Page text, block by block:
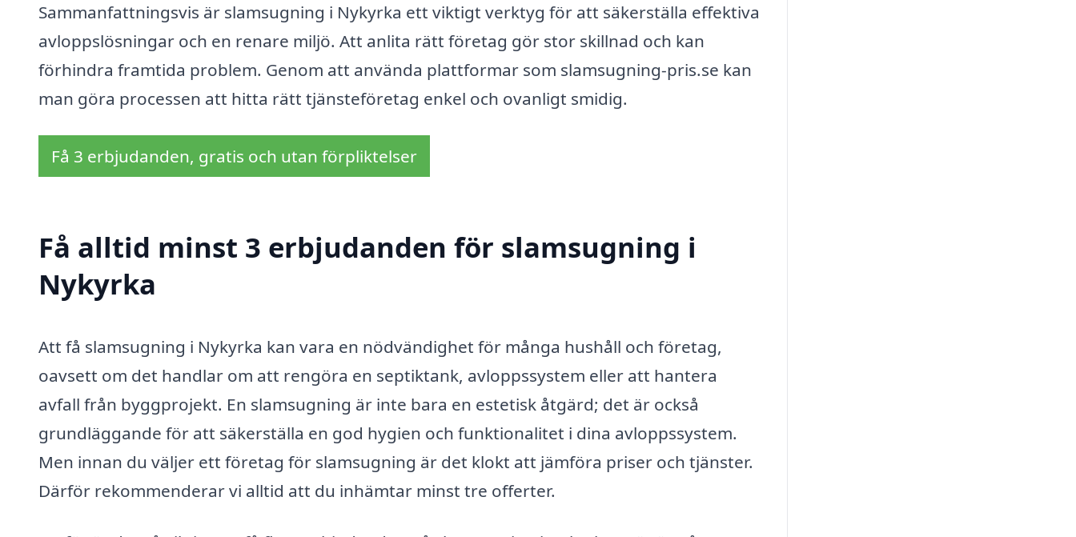
Sammanfattningsvis är slamsugning i Nykyrka ett viktigt verktyg för att säkerställa effektiva
avloppslösningar och en renare miljö. Att anlita rätt företag gör stor skillnad och kan
förhindra framtida problem. Genom att använda plattformar som slamsugning-pris.se kan
man göra processen att hitta rätt tjänsteföretag enkel och ovanligt smidig.
Få 3 erbjudanden, gratis och utan förpliktelser
Få alltid minst 3 erbjudanden för slamsugning i
Nykyrka
Att få slamsugning i Nykyrka kan vara en nödvändighet för många hushåll och företag,
oavsett om det handlar om att rengöra en septiktank, avloppssystem eller att hantera
avfall från byggprojekt. En slamsugning är inte bara en estetisk åtgärd; det är också
grundläggande för att säkerställa en god hygien och funktionalitet i dina avloppssystem.
Men innan du väljer ett företag för slamsugning är det klokt att jämföra priser och tjänster.
Därför rekommenderar vi alltid att du inhämtar minst tre offerter.